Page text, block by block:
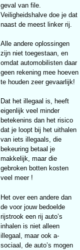
geval van file.
Veiligheidshalve doe je dat
naast de meest linker rij.
Alle andere oplossingen
zijn niet toegestaan, en
omdat automobilisten daar
geen rekening mee hoeven
te houden zeer gevaarlijk!
Dat het illegaal is, heeft
eigenlijk veel minder
betekenins dan het risico
dat je loopt bij het uithalen
van iets illegaals, die
bekeuring betaal je
makkelijk, maar die
gebroken botten kosten
veel meer !
Het over een andere dan
de voor jouw bedoelde
rijstrook een rij auto’s
inhalen is niet alleen
illegaal, maar ook a-
sociaal, de auto’s mogen